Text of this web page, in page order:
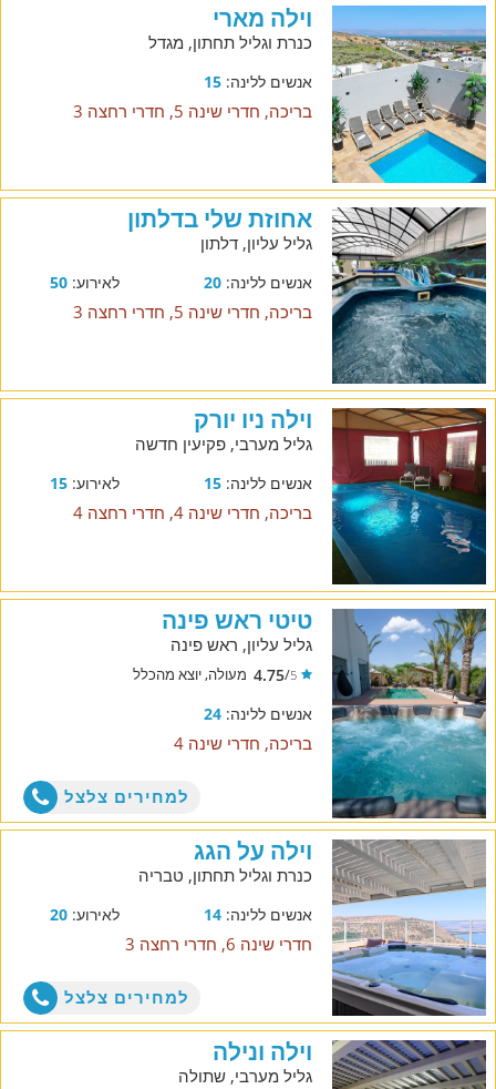
וילה מארי
כנרת וגליל תחתון, מגדל
אנשים ללינה:15
בריכה, חדרי שינה 5, חדרי רחצה 3
אחוזת שלי בדלתון
גליל עליון, דלתון
אנשים ללינה:20 לאירוע:50
בריכה, חדרי שינה 5, חדרי רחצה 3
וילה ניו יורק
גליל מערבי, פקיעין חדשה
אנשים ללינה:15 לאירוע:15
בריכה, חדרי שינה 4, חדרי רחצה 4
טיטי ראש פינה
גליל עליון, ראש פינה
5
/
4.75 מעולה, יוצא מהכלל
אנשים ללינה:24
בריכה, חדרי שינה 4
למחירים צלצל
וילה על הגג
כנרת וגליל תחתון, טבריה
אנשים ללינה:14 לאירוע:20
חדרי שינה 6, חדרי רחצה 3
למחירים צלצל
וילה ונילה
גליל מערבי, שתולה